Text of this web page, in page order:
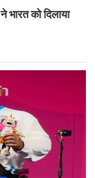
भारत को दिलाया